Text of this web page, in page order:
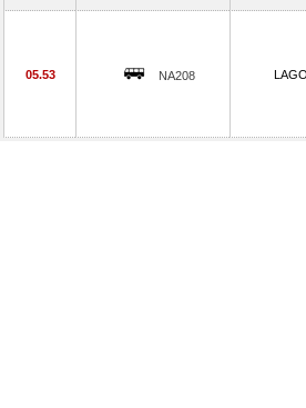
05.53 NA208